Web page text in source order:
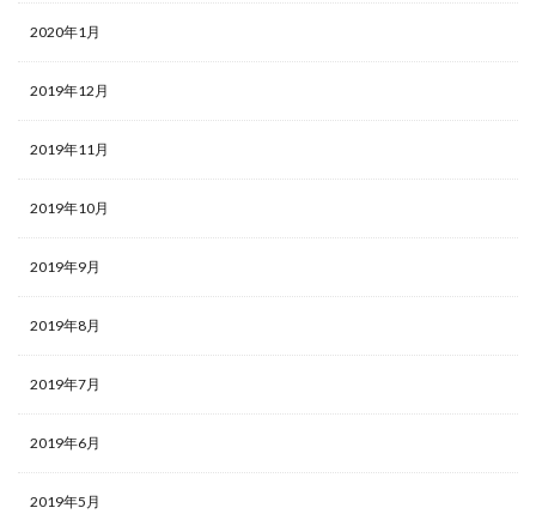
2020年1月
2019年12月
2019年11月
2019年10月
2019年9月
2019年8月
2019年7月
2019年6月
2019年5月